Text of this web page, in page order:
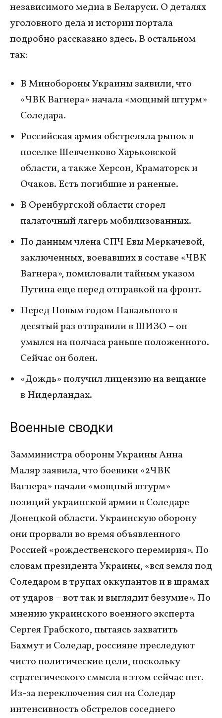
независимого медиа в Беларуси. О деталях
уголовного дела и истории портала
подробно рассказано здесь. В остальном
так:
В Минобороны Украины заявили, что
«ЧВК Вагнера» начала «мощный штурм»
Соледара.
Российская армия обстреляла рынок в
поселке Шевченково Харьковской
области, а также Херсон, Краматорск и
Очаков. Есть погибшие и раненые.
В Оренбургской области сгорел
палаточный лагерь мобилизованных.
По данным члена СПЧ Евы Меркачевой,
заключенных, воевавших в составе «ЧВК
Вагнера», помиловали тайным указом
Путина еще перед отправкой на фронт.
Перед Новым годом Навального в
десятый раз отправили в ШИЗО – он
умылся на полчаса раньше положенного.
Сейчас он болен.
«Дождь» получил лицензию на вещание
в Нидерландах.
Военные сводки
Замминистра обороны Украины Анна
Маляр заявила, что боевики «2ЧВК
Вагнера» начали «мощный штурм»
позиций украинской армии в Соледаре
Донецкой области. Украинскую оборону
они прорвали во время объявленного
Россией «рождественского перемирия». По
словам президента Украины, «вся земля под
Соледаром в трупах оккупантов и в шрамах
от ударов – вот так и выглядит безумие». По
мнению украинского военного эксперта
Сергея Грабского, пытаясь захватить
Бахмут и Соледар, россияне преследуют
чисто политические цели, поскольку
стратегического смысла в этом сейчас нет.
Из-за переключения сил на Соледар
интенсивность обстрелов соседнего